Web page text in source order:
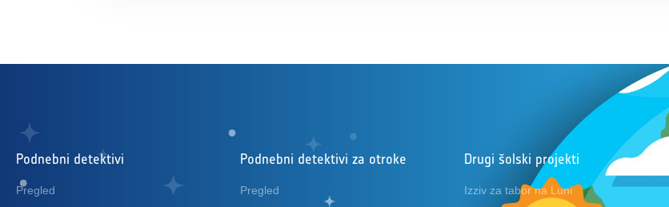
Podnebni detektivi
Pregled
Podnebni detektivi za otroke
Pregled
Drugi šolski projekti
Izziv za tabor na Luni